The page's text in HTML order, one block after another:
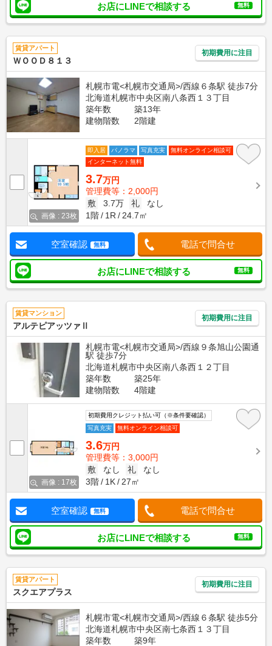
お店にLINEで相談する 無料
賃貸アパート
ＷＯＯＤ８１３
初期費用に注目
札幌市電<札幌市交通局>/西線６条駅 徒歩7分
北海道札幌市中央区南八条西１３丁目
築年数
築13年
建物階数
2階建
画像 : 23枚
即入居 パノラマ 写真充実
無料オンライン相談可
インターネット無料
3.7万円
管理費等：2,000円
敷
3.7万 礼
なし
1階
1R 24.7㎡
空室確認 無料 電話で問合せ
お店にLINEで相談する 無料
賃貸マンション
アルテピアッツァⅡ
初期費用に注目
札幌市電<札幌市交通局>/西線９条旭山公園通
駅 徒歩7分
北海道札幌市中央区南八条西１２丁目
築年数
築25年
建物階数
4階建
画像 : 17枚
初期費用クレジット払い可（※条件要確認）
写真充実
無料オンライン相談可
3.6万円
管理費等：3,000円
敷
なし 礼
なし
3階
1K 27㎡
空室確認 無料 電話で問合せ
お店にLINEで相談する 無料
賃貸アパート
スクエアプラス
初期費用に注目
札幌市電<札幌市交通局>/西線６条駅 徒歩5分
北海道札幌市中央区南七条西１３丁目
築年数
築9年